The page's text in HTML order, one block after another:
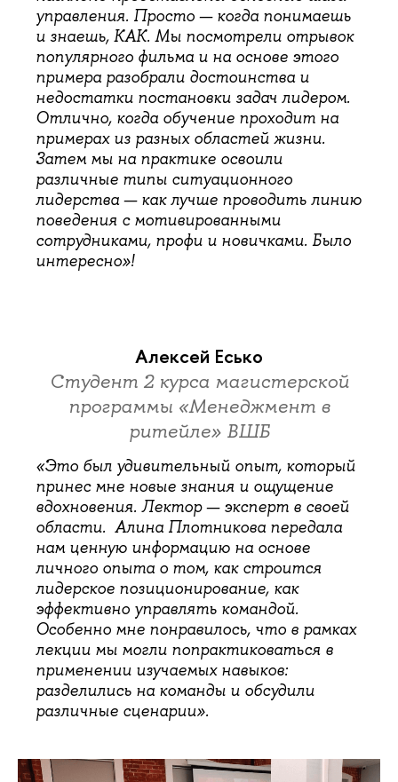
управления. Просто — когда понимаешь
и знаешь, КАК. Мы посмотрели отрывок
популярного фильма и на основе этого
примера разобрали достоинства и
недостатки постановки задач лидером.
Отлично, когда обучение проходит на
примерах из разных областей жизни.
Затем мы на практике освоили
различные типы ситуационного
лидерства — как лучше проводить линию
поведения с мотивированными
сотрудниками, профи и новичками. Было
интересно»!
Алексей Есько
Студент 2 курса магистерской
программы «Менеджмент в
ритейле» ВШБ
«Это был удивительный опыт, который
принес мне новые знания и ощущение
вдохновения. Лектор — эксперт в своей
области. Алина Плотникова передала
нам ценную информацию на основе
личного опыта о том, как строится
лидерское позиционирование, как
эффективно управлять командой.
Особенно мне понравилось, что в рамках
лекции мы могли попрактиковаться в
применении изучаемых навыков:
разделились на команды и обсудили
различные сценарии».